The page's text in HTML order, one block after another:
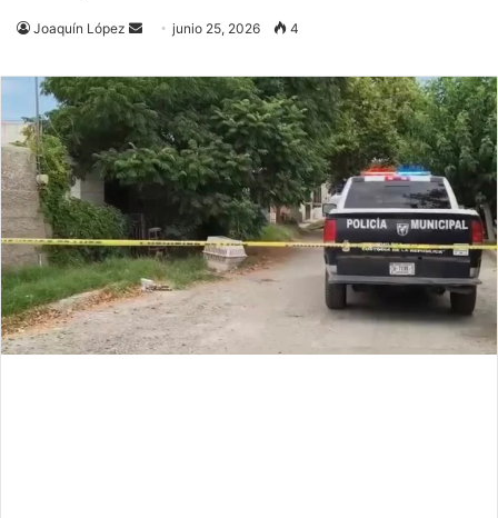
Joaquín López
Send
email
junio 25, 2026 4